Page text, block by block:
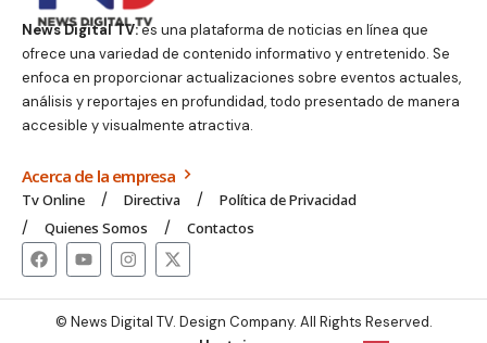
News Digital TV:es una plataforma de noticias en línea que
ofrece una variedad de contenido informativo y entretenido. Se
enfoca en proporcionar actualizaciones sobre eventos actuales,
análisis y reportajes en profundidad, todo presentado de manera
accesible y visualmente atractiva.
Acerca de la empresa
Tv Online Directiva
Política de Privacidad
Quienes Somos
Contactos
© News Digital TV. Design Company. All Rights Reserved.